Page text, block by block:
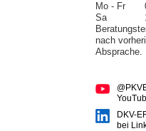
Mo - Fr
Sa
nach
Absprache.
DKV-
bei